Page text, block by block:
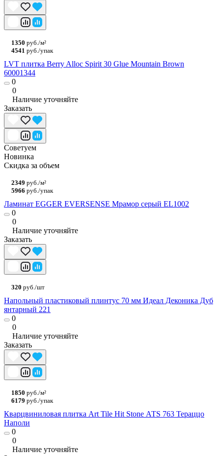
1350 руб./м²
4541 руб./упак
LVT плитка Berry Alloc Spirit 30 Glue Mountain Brown
60001344
0
0
Наличие уточняйте
Заказать
Советуем
Новинка
Скидка за объем
2349 руб./м²
5966 руб./упак
Ламинат EGGER EVERSENSE Мрамор серый EL1002
0
0
Наличие уточняйте
Заказать
320 руб./шт
Напольный пластиковый плинтус 70 мм Идеал Деконика Дуб
янтарный 221
0
0
Наличие уточняйте
Заказать
1850 руб./м²
6179 руб./упак
Кварцвиниловая плитка Art Tile Hit Stone АТS 763 Тераццо
Наполи
0
0
Наличие уточняйте